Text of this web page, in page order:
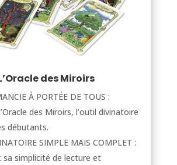
des Miroirs
À PORTÉE DE TOUS :
des Miroirs, l’outil divinatoire
débutants.
SIMPLE MAIS COMPLET :
sa simplicité de lecture et